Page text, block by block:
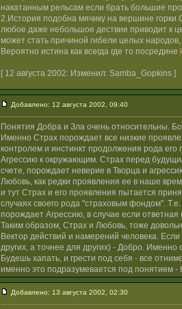
накатанным рельсам если брать большие
2.История подобна мячику на вершине
любое даже небольшое дествие приводит к
может стать причиной гибели целых
Вероятно истина как всегда где то посредине
[ 12 августа 2002: Изменил: Samba_Gopkins ]
Добавлено: 12 августа 2002, 09:40
Понятия Добра и Зла очень относительны.
Именно Страх порождает все низкие
контролем и инстинкт продолжения рода
Агрессию к окружающим. Страх перед
счете, порождает неверие в Творца и
Любовь, как редки проявления ее в наше
и тут Страх и его проявления пытается
случаях своего рода "страховым фондом".
порождает Агрессию, в случае если
Таким образом, Страх и Любовь, тоже
Вектор действий и намерений человека.
других, а точнее для других) - Добро.
Будешь хапать, и грести под себя - все
именно это подразумевается под понятием -
Добавлено: 13 августа 2002, 02:30